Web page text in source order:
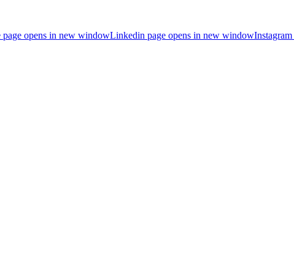
page opens in new windowLinkedin page opens in new window